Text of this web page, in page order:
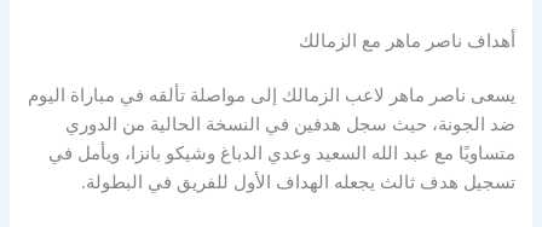
أهداف ناصر ماهر مع الزمالك
يسعى ناصر ماهر لاعب الزمالك إلى مواصلة تألقه في مباراة اليوم
ضد الجونة، حيث سجل هدفين في النسخة الحالية من الدوري
متساويًا مع عبد الله السعيد وعدي الدباغ وشيكو بانزا، ويأمل في
تسجيل هدف ثالث يجعله الهداف الأول للفريق في البطولة.